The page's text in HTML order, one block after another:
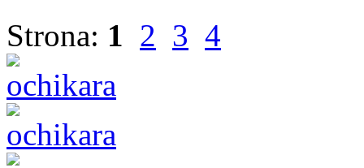
Strona: 1 2 3 4